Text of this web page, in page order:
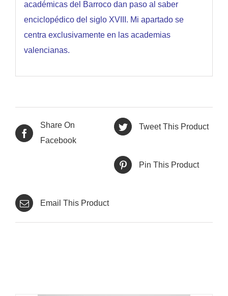
académicas del Barroco dan paso al saber
enciclopédico del siglo XVIII. Mi apartado se
centra exclusivamente en las academias
valencianas.
Share On
Facebook
Tweet This Product
Pin This Product
Email This Product